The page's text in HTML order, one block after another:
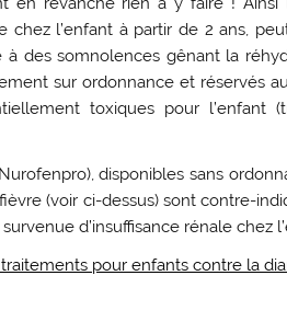
chez l’enfant à partir de 2 ans,
des somnolences gênant la
sur ordonnance et réservés
toxiques pour l’enfant
disponibles sans
(voir ci-dessus) sont contre-
d’insuffisance rénale chez
traitements pour enfants contre la